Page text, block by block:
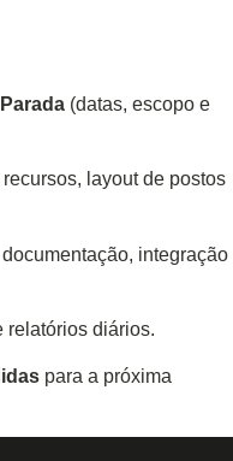
(datas, escopo e
recursos, layout de postos
integração
relatórios diários.
para a próxima